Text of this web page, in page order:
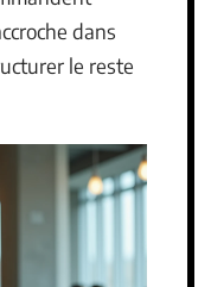
dans
le reste